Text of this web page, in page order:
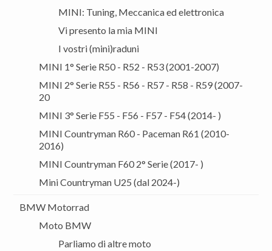
MINI: Tuning, Meccanica ed elettronica
Vi presento la mia MINI
I vostri (mini)raduni
MINI 1° Serie R50 - R52 - R53 (2001-2007)
MINI 2° Serie R55 - R56 - R57 - R58 - R59 (2007-
20
MINI 3° Serie F55 - F56 - F57 - F54 (2014- )
MINI Countryman R60 - Paceman R61 (2010-
2016)
MINI Countryman F60 2° Serie (2017- )
Mini Countryman U25 (dal 2024-)
BMW Motorrad
Moto BMW
Parliamo di altre moto